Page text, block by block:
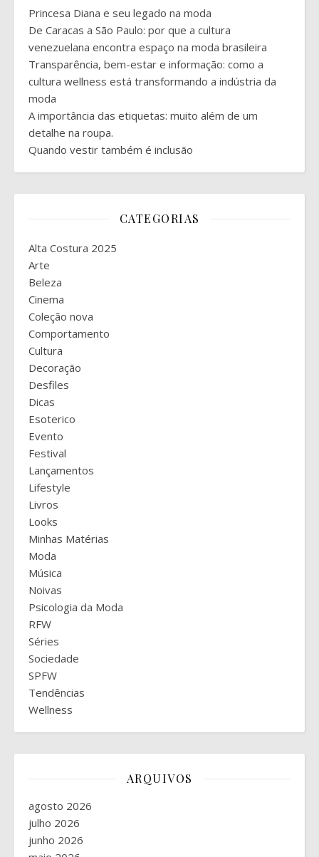
Princesa Diana e seu legado na moda
De Caracas a São Paulo: por que a cultura
venezuelana encontra espaço na moda brasileira
Transparência, bem-estar e informação: como a
cultura wellness está transformando a indústria da
moda
A importância das etiquetas: muito além de um
detalhe na roupa.
Quando vestir também é inclusão
CATEGORIAS
Alta Costura 2025
Arte
Beleza
Cinema
Coleção nova
Comportamento
Cultura
Decoração
Desfiles
Dicas
Esoterico
Evento
Festival
Lançamentos
Lifestyle
Livros
Looks
Minhas Matérias
Moda
Música
Noivas
Psicologia da Moda
RFW
Séries
Sociedade
SPFW
Tendências
Wellness
ARQUIVOS
agosto 2026
julho 2026
junho 2026